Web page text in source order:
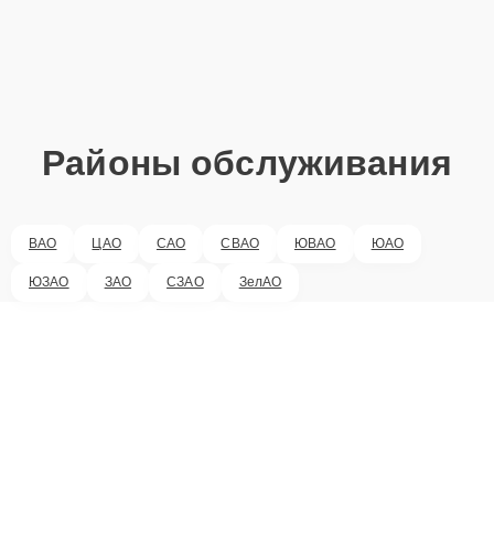
Районы обслуживания
ВАО ЦАО САО СВАО ЮВАО ЮАО
ЮЗАО ЗАО СЗАО ЗелАО